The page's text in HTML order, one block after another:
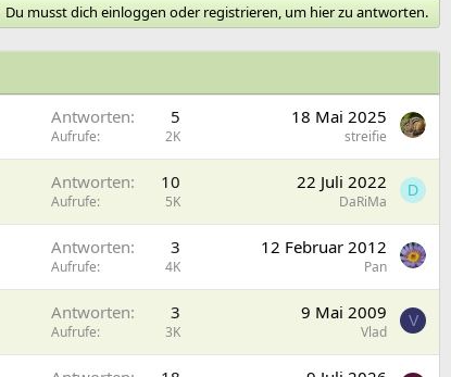
Du musst dich einloggen oder registrieren, um hier zu antworten.
Antworten 5
Aufrufe 2K
18 Mai 2025
streifie
Antworten 10
Aufrufe 5K
22 Juli 2022
DaRiMa
D
Antworten 3
Aufrufe 4K
12 Februar 2012
Pan
Antworten 3
Aufrufe 3K
9 Mai 2009
Vlad
V